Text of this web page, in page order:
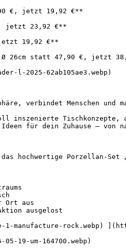
€, jetzt 19,92 €**
jetzt 23,92 €**
19,92 €**
Ø 26cm statt 47,90 €, jetzt
l-2025-62ab105ae3.webp)
verbindet Menschen und
inszenierte
für dein Zuhause – von
hochwertige Porzellan-Set
Ort aus
ausgelost
manufacture-rock.webp)
19-um-164700.webp)